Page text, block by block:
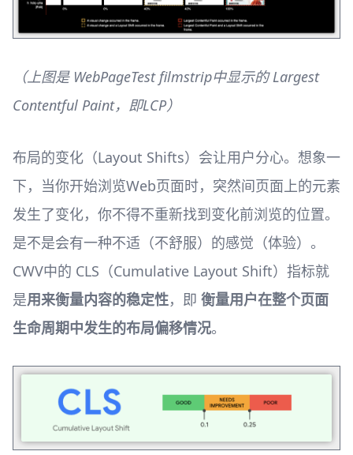
（上图是 WebPageTest filmstrip中显示的 Largest
Contentful Paint，即LCP）
布局的变化（Layout Shifts）会让用户分心。想象一
下，当你开始浏览Web页面时，突然间页面上的元素
发生了变化，你不得不重新找到变化前浏览的位置。
是不是会有一种不适（不舒服）的感觉（体验）。
CWV中的 CLS（Cumulative Layout Shift）指标就
是用来衡量内容的稳定性，即 衡量用户在整个页面
生命周期中发生的布局偏移情况。